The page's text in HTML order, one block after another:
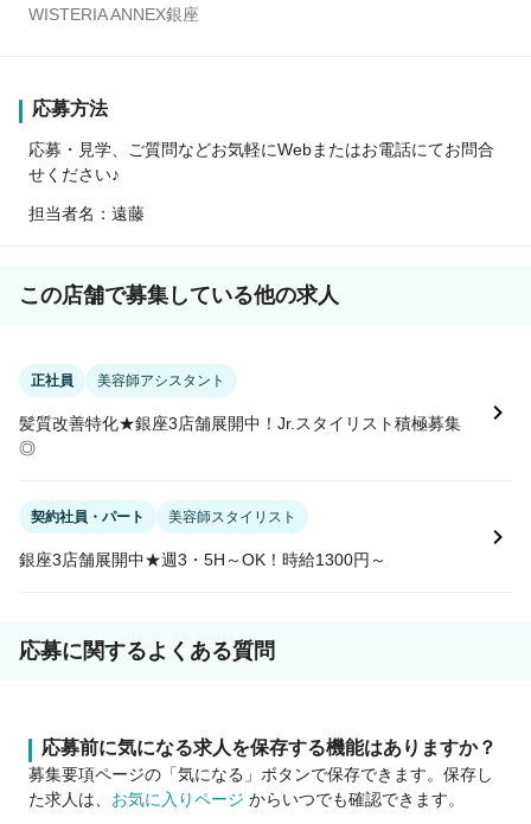
WISTERIA ANNEX銀座
応募方法
応募・見学、ご質問などお気軽にWebまたはお電話にてお問合
せください♪
担当者名：遠藤
この店舗で募集している他の求人
正社員 美容師アシスタント
髪質改善特化★銀座3店舗展開中！Jr.スタイリスト積極募集
◎
契約社員・パート 美容師スタイリスト
銀座3店舗展開中★週3・5H～OK！時給1300円～
応募に関するよくある質問
応募前に気になる求人を保存する機能はありますか？
募集要項ページの「気になる」ボタンで保存できます。保存し
た求人は、 お気に入りページ からいつでも確認できます。